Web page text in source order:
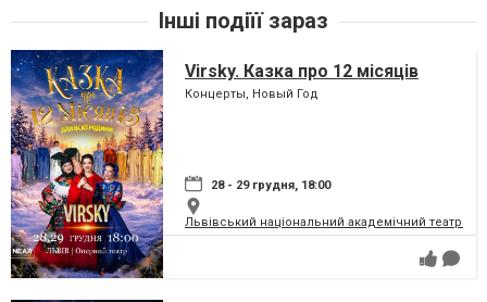
Інші подіїї зараз
Virsky. Казка про 12 місяців
Концерты, Новый Год
28 - 29 грудня, 18:00
Львівський національний академічний театр